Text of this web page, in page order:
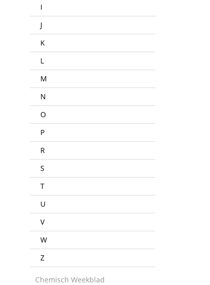
I
J
K
L
M
N
O
P
R
S
T
U
V
W
Z
Chemisch Weekblad